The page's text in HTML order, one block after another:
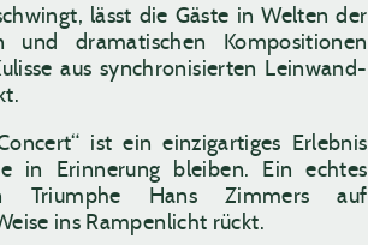
lässt die Gäste in Welten der
und dramatischen Kompositionen
aus synchronisierten Leinwand-
ist ein einzigartiges Erlebnis
in Erinnerung bleiben. Ein echtes
Triumphe Hans Zimmers auf
ins Rampenlicht rückt.